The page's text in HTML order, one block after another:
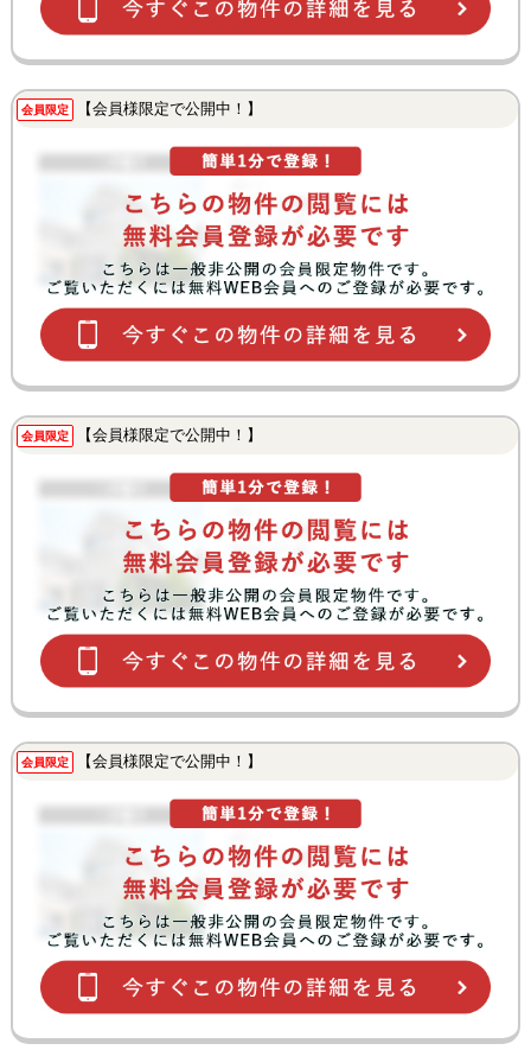
会員限定 【会員様限定で公開中！】
会員限定 【会員様限定で公開中！】
会員限定 【会員様限定で公開中！】